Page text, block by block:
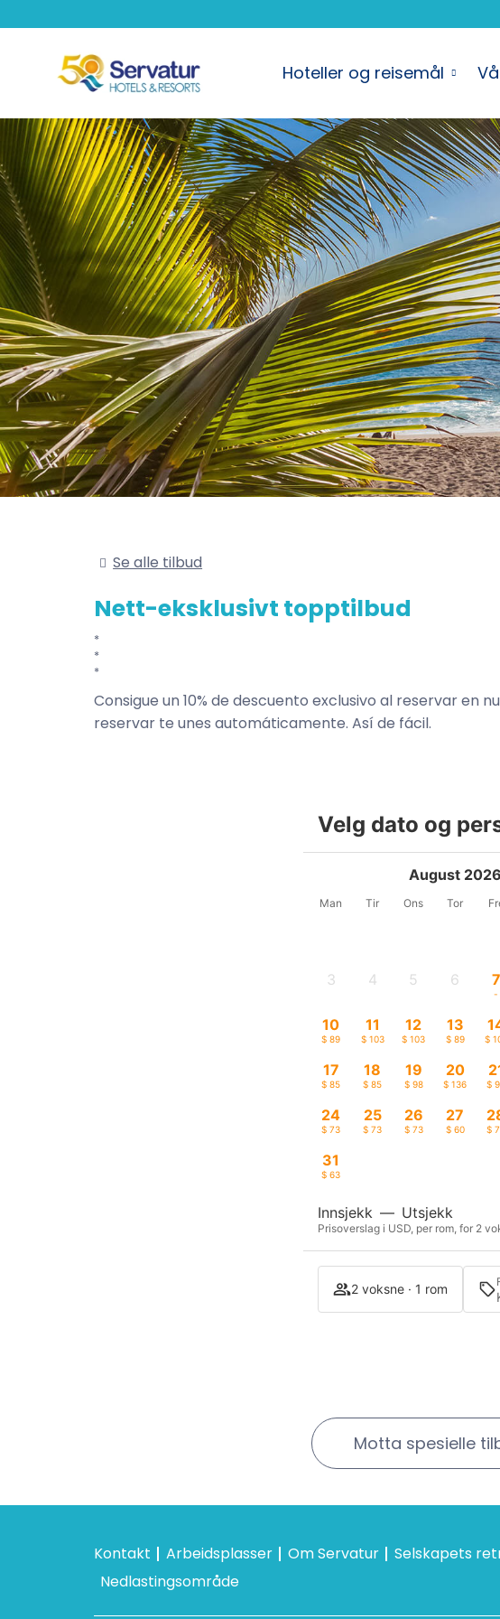
Hoteller og reisemål
Se alle tilbud
Nett-eksklusivt topptilbud
Consigue un 10% de descuento exclusivo al reservar en
reservar te unes automáticamente. Así de fácil.
Velg dato og
August 2026
Man Tir Ons Tor
3 4 5 6 7
-
10
$ 89
11
$ 103
12
$ 103
13
$ 89 $
17
$ 85
18
$ 85
19
$ 98
20
$ 136 $
24
$ 73
25
$ 73
26
$ 73
27
$ 60 $
31
$ 63
Innsjekk — Utsjekk
Prisoverslag i USD, per rom, for 2
2 voksne · 1 rom
Motta spesielle
Kontakt Arbeidsplasser Om Servatur Selskapets
Nedlastingsområde